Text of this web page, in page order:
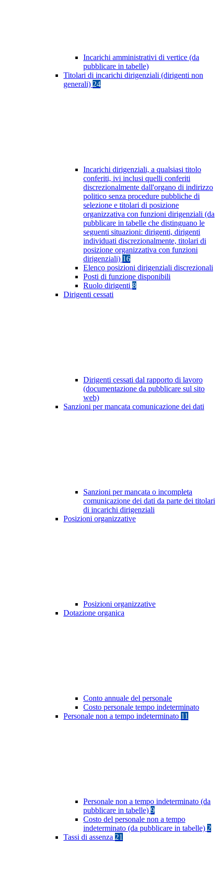
Incarichi amministrativi di vertice (da
pubblicare in tabelle)
Titolari di incarichi dirigenziali (dirigenti non
generali) 24
Incarichi dirigenziali, a qualsiasi titolo
conferiti, ivi inclusi quelli conferiti
discrezionalmente dall'organo di indirizzo
politico senza procedure pubbliche di
selezione e titolari di posizione
organizzativa con funzioni dirigenziali (da
pubblicare in tabelle che distinguano le
seguenti situazioni: dirigenti, dirigenti
individuati discrezionalmente, titolari di
posizione organizzativa con funzioni
dirigenziali) 16
Elenco posizioni dirigenziali discrezionali
Posti di funzione disponibili
Ruolo dirigenti 8
Dirigenti cessati
Dirigenti cessati dal rapporto di lavoro
(documentazione da pubblicare sul sito
web)
Sanzioni per mancata comunicazione dei dati
Sanzioni per mancata o incompleta
comunicazione dei dati da parte dei titolari
di incarichi dirigenziali
Posizioni organizzative
Posizioni organizzative
Dotazione organica
Conto annuale del personale
Costo personale tempo indeterminato
Personale non a tempo indeterminato 11
Personale non a tempo indeterminato (da
pubblicare in tabelle) 9
Costo del personale non a tempo
indeterminato (da pubblicare in tabelle) 2
Tassi di assenza 21